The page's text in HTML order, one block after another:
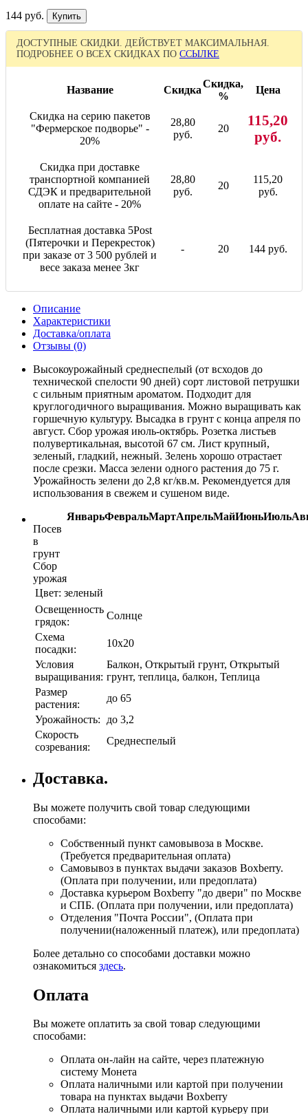
144 руб.
ДОСТУПНЫЕ СКИДКИ. ДЕЙСТВУЕТ МАКСИМАЛЬНАЯ.
ПОДРОБНЕЕ О ВСЕХ СКИДКАХ ПО ССЫЛКЕ
Название Скидка
Скидка,
%
Цена
Скидка на серию пакетов
"Фермерское подворье" -
20%
28,80
руб.
20
115,20
руб.
Скидка при доставке
транспортной компанией
СДЭК и предварительной
оплате на сайте - 20%
28,80
руб.
20
115,20
руб.
Бесплатная доставка 5Post
(Пятерочки и Перекресток)
при заказе от 3 500 рублей и
весе заказа менее 3кг
- 20 144 руб.
Описание
Характеристики
Доставка/оплата
Отзывы (0)
Высокоурожайный среднеспелый (от всходов до
технической спелости 90 дней) сорт листовой петрушки
с сильным приятным ароматом. Подходит для
круглогодичного выращивания. Можно выращивать как
горшечную культуру. Высадка в грунт с конца апреля по
август. Сбор урожая июль-октябрь. Розетка листьев
полувертикальная, высотой 67 см. Лист крупный,
зеленый, гладкий, нежный. Зелень хорошо отрастает
после срезки. Масса зелени одного растения до 75 г.
Урожайность зелени до 2,8 кг/кв.м. Рекомендуется для
использования в свежем и сушеном виде.
ЯнварьФевральМартАпрельМайИюньИюль
Посев
в
грунт
Сбор
урожая
Цвет: зеленый
Освещенность
грядок:
Солнце
Схема
посадки:
10х20
Условия
выращивания:
Балкон, Открытый грунт, Открытый
грунт, теплица, балкон, Теплица
Размер
растения:
до 65
Урожайность:
до 3,2
Скорость
созревания:
Среднеспелый
Доставка.
Вы можете получить свой товар следующими
способами:
Собственный пункт самовывоза в Москве.
(Требуется предварительная оплата)
Самовывоз в пунктах выдачи заказов Boxberry.
(Оплата при получении, или предоплата)
Доставка курьером Boxberry "до двери" по Москве
и СПБ. (Оплата при получении, или предоплата)
Отделения "Почта России", (Оплата при
получении(наложенный платеж), или предоплата)
Более детально со способами доставки можно
ознакомиться здесь.
Оплата
Вы можете оплатить за свой товар следующими
способами:
Оплата он-лайн на сайте, через платежную
систему Монета
Оплата наличными или картой при получении
товара на пунктах выдачи Boxberry
Оплата наличными или картой курьеру при